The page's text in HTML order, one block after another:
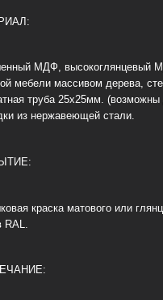
МДФ, высокоглянцевый
мебели массивом дерева,
труба 25х25мм.
из нержавеющей стали.
краска матового или